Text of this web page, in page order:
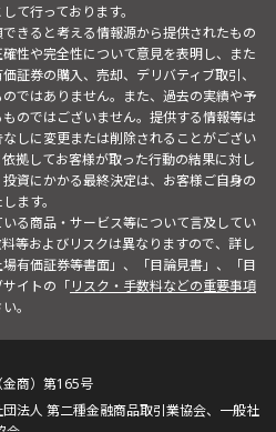
て行っております。
きると考える情報源から提供されたもの
性や完全性について意見を表明し、また
証券の購入、売却、デリバティブ取引、
ではありません。また、過去の実績や予
のではございません。提供する情報等は
しに変更または削除されることがござい
拠してお客様が取った行動の結果に対し
資にかかる最終決定は、お客様ご自身の
ます。
る商品・サービス等について言及してい
等およびリスクは異なりますので、詳し
有価証券等書面」、「目論見書」、「目
イトの「リスク・手数料などの重要事項
。
商）第165号
法人 第二種金融商品取引業協会、一般社